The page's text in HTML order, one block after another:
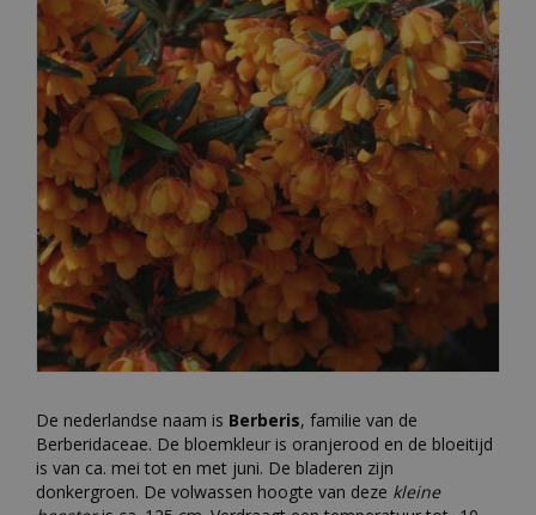
De nederlandse naam is Berberis, familie van de
Berberidaceae. De bloemkleur is oranjerood en de bloeitijd
is van ca. mei tot en met juni. De bladeren zijn
donkergroen. De volwassen hoogte van deze kleine